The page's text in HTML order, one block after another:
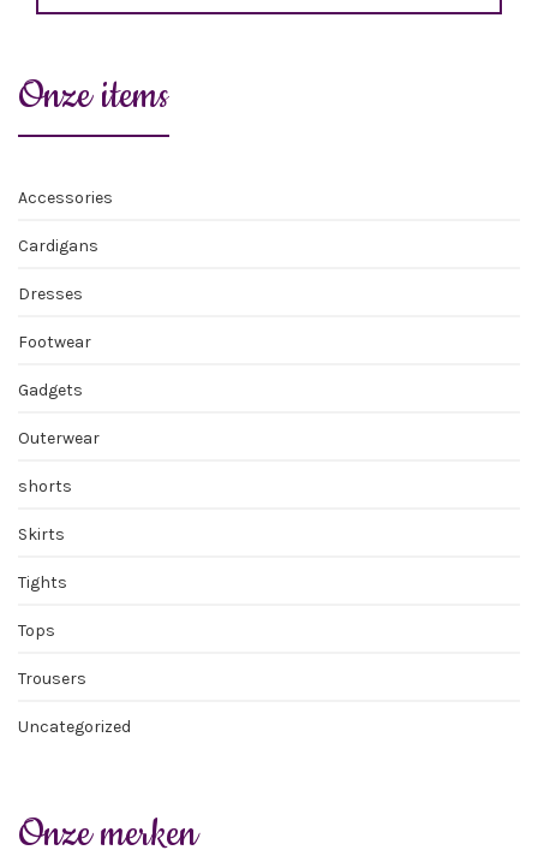
Onze items
Accessories
Cardigans
Dresses
Footwear
Gadgets
Outerwear
shorts
Skirts
Tights
Tops
Trousers
Uncategorized
Onze merken